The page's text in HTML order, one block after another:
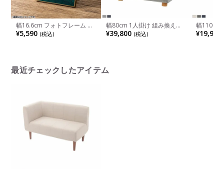
幅16.6cm フォトフレーム ア
ミサ レジン フォトスタンド
写真フレーム おしゃれ 写真
¥5,590 (税込)
幅80cm 1人掛け 組み換えソ
ファ キューブ 肩肘ソファ SS-
118
¥39,800 (税込)
幅110cm
ソファ 小
パクトソ
¥19,990
最近チェックしたアイテム